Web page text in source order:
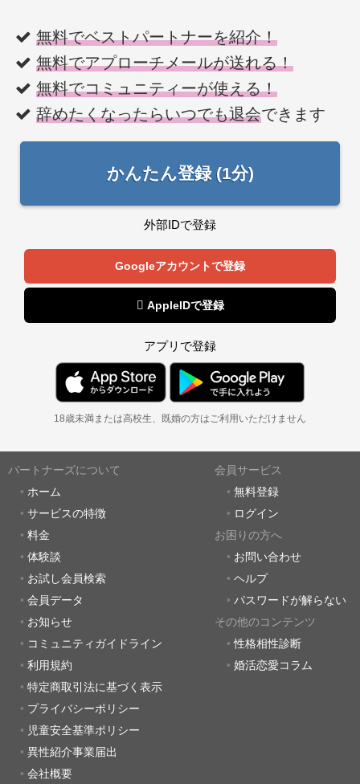
無料でベストパートナーを紹介！
無料でアプローチメールが送れる！
無料でコミュニティーが使える！
辞めたくなったらいつでも退会できます
かんたん登録 (1分)
外部IDで登録
Googleアカウントで登録
 AppleIDで登録
アプリで登録
18歳未満または高校生、既婚の方はご利用いただけません
パートナーズについて
ホーム
サービスの特徴
料金
体験談
お試し会員検索
会員データ
お知らせ
コミュニティガイドライン
利用規約
特定商取引法に基づく表示
プライバシーポリシー
児童安全基準ポリシー
異性紹介事業届出
会社概要
会員サービス
無料登録
ログイン
お困りの方へ
お問い合わせ
ヘルプ
パスワードが解らない
その他のコンテンツ
性格相性診断
婚活恋愛コラム